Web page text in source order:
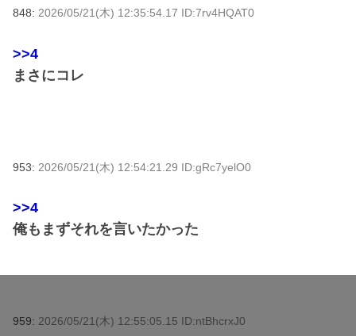
848: 2026/05/21(木) 12:35:54.17 ID:7rv4HQAT0
>>4
まさにコレ
953: 2026/05/21(木) 12:54:21.29 ID:gRc7yelO0
>>4
俺もまずそれを言いたかった
959: 2026/05/21(木) 12:55:05.15 ID:ntBhcrxJ0